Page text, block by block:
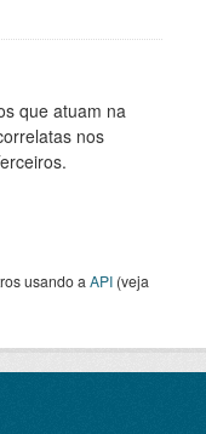
que atuam na
nos
usando a API (veja